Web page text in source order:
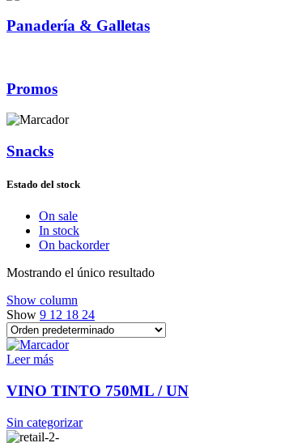
Panadería & Galletas
Promos
Snacks
Estado del stock
On sale
In stock
On backorder
Mostrando el único resultado
Show column
Show 9 12 18 24
Leer más
VINO TINTO 750ML / UN
Sin categorizar